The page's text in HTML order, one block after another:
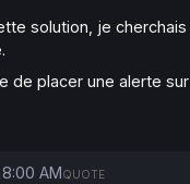
solution, je cherchais
de placer une alerte
AMQUOTE